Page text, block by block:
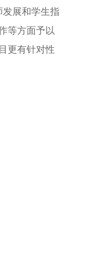
展和学生指
等方面予以
更有针对性